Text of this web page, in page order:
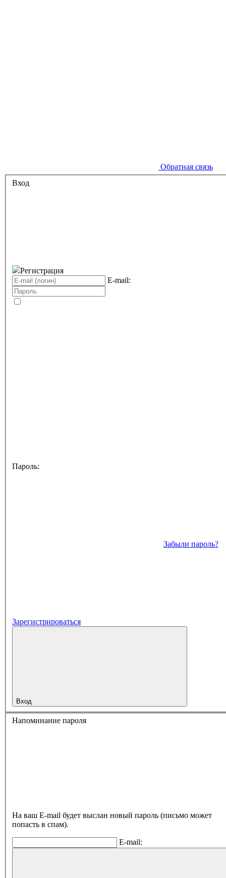
Обратная связь
Вход
Регистрация
E-mail:
Пароль:
Забыли пароль?
Зарегистрироваться
Вход
Напоминание пароля
На ваш E-mail будет выслан новый пароль (письмо может
попасть в спам).
E-mail: